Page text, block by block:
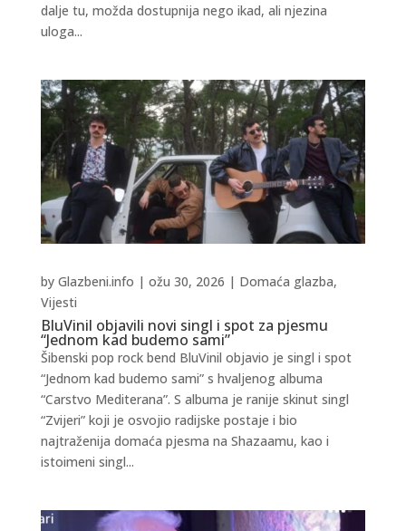
dalje tu, možda dostupnija nego ikad, ali njezina
uloga...
BluVinil objavili novi singl i spot za pjesmu
“Jednom kad budemo sami”
by Glazbeni.info | ožu 30, 2026 | Domaća glazba,
Vijesti
Šibenski pop rock bend BluVinil objavio je singl i spot
“Jednom kad budemo sami” s hvaljenog albuma
“Carstvo Mediterana”. S albuma je ranije skinut singl
“Zvijeri” koji je osvojio radijske postaje i bio
najtraženija domaća pjesma na Shazaamu, kao i
istoimeni singl...